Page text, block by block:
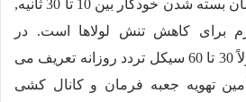
350 نیوتن متر), تنظیم زمان بسته شدن خودکار بین 10 تا 30 ثانیه,
برای کاهش تنش لولاها است. در
سناریوی مسکونی, معمولاً 30 تا 60 سیکل تردد روزانه تعریف می
تهویه جعبه فرمان و کانال کشی